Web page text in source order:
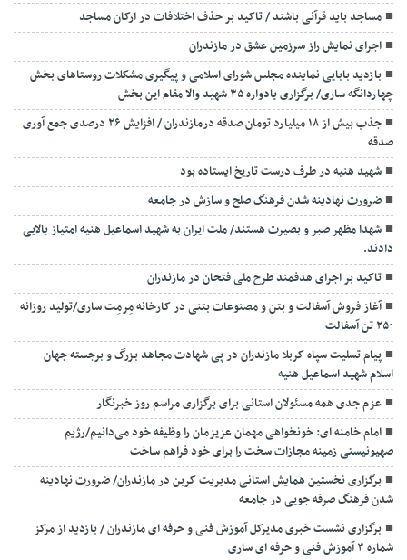
مساجد باید قرآنی باشند / تاکید بر حذف اختلافات در ارکان مساجد
اجرای نمایش راز سرزمین عشق در مازندران
بازدید بابایی نماینده مجلس شورای اسلامی و پیگیری مشکلات روستاهای بخش
چهاردانگه ساری/ برگزاری یادواره ۳۵ شهید والا مقام این بخش
جذب بیش از ۱۸ میلیارد تومان صدقه درمازندران / افزایش ۲۶ درصدی جمع آوری
صدقه
شهید هنیه در طرف درست تاریخ ایستاده بود
ضرورت نهادینه شدن فرهنگ صلح و سازش در جامعه
شهدا مظهر صبر و بصیرت هستند/ ملت ایران به شهید اسماعیل هنیه امتیاز بالایی
دادند.
تاکید بر اجرای هدفمند طرح ملی فتحان در مازندران
آغاز فروش آسفالت و بتن و مصنوعات بتنی در کارخانه مِرمِت ساری/تولید روزانه
۲۵۰ تن آسفالت
پیام تسلیت سپاه کربلا مازندران در پی شهادت مجاهد بزرگ و برجسته جهان
اسلام شهید اسماعیل هنیه
عزم جدی همه مسئولان استانی برای برگزاری مراسم روز خبرنگار
امام خامنه ای: خونخواهی مهمان عزیزمان را وظیفه خود می‌دانیم/رژیم
صهیونیستی زمینه مجازات سخت را برای خود فراهم ساخت
برگزاری نخستین همایش استانی مدیریت کربن در مازندران/ ضرورت نهادینه
شدن فرهنگ صرفه جویی در جامعه
برگزاری نشست خبری مدیرکل آموزش فنی و حرفه ای مازندران / بازدید از مرکز
شماره ۳ آموزش فنی و حرفه ای ساری